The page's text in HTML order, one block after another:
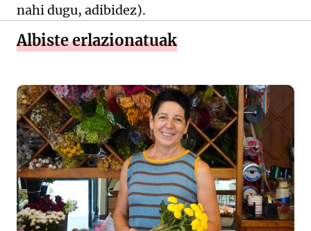
nahi dugu, adibidez).
Albiste erlazionatuak